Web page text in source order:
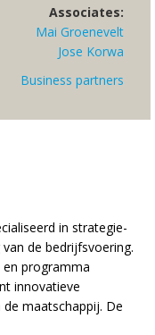
Associates:
Mai Groenevelt
Jose Korwa
Business partners
in strategie-
de bedrijfsvoering.
programma
innovatieve
maatschappij. De